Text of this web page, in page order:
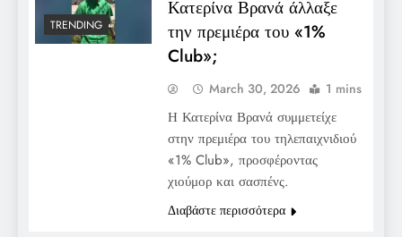
TRENDING
Κατερίνα Βρανά άλλαξε
την πρεμιέρα του «1%
Club»;
March 30, 2026 1 mins
Η Κατερίνα Βρανά συμμετείχε
στην πρεμιέρα του τηλεπαιχνιδιού
«1% Club», προσφέροντας
χιούμορ και σασπένς.
Διαβάστε περισσότερα